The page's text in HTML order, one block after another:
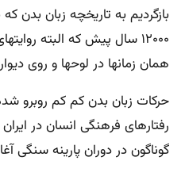
بازگردیم به تاریخچه زبان بدن
۱۲۰۰۰ سال پیش که البته
همان زمانها در لوحها و روی
حرکات زبان بدن کم کم روبرو
رفتارهای فرهنگی انسان در
گوناگون در دوران پارینه سنگی